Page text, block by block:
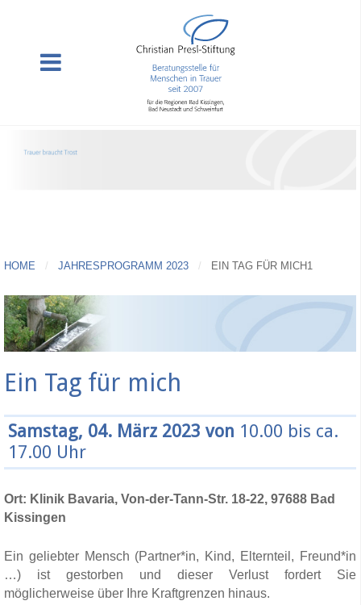
HOME JAHRESPROGRAMM 2023 EIN TAG FÜR MICH1
Ein Tag für mich
Samstag, 04. März 2023 von 10.00 bis ca.
17.00 Uhr
Ort: Klinik Bavaria, Von-der-Tann-Str. 18-22, 97688 Bad
Kissingen
Ein geliebter Mensch (Partner*in, Kind, Elternteil, Freund*in
…) ist gestorben und dieser Verlust fordert Sie
möglicherweise über Ihre Kraftgrenzen hinaus.